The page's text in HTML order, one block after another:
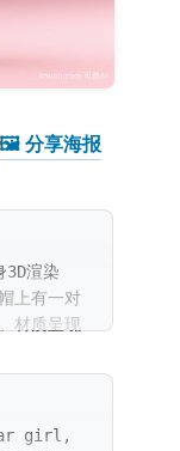
🖼 分享海报️
3D渲染
上有一对
材质呈现
粉色，柔
且充满活
girl,